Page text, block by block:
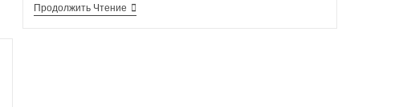
Продолжить Чтение